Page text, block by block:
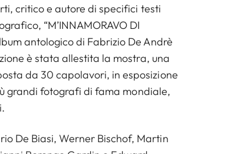
critico e autore di specifici testi
“M’INNAMORAVO DI
antologico di Fabrizio De Andrè
è stata allestita la mostra, una
da 30 capolavori, in esposizione
grandi fotografi di fama mondiale,
De Biasi, Werner Bischof, Martin